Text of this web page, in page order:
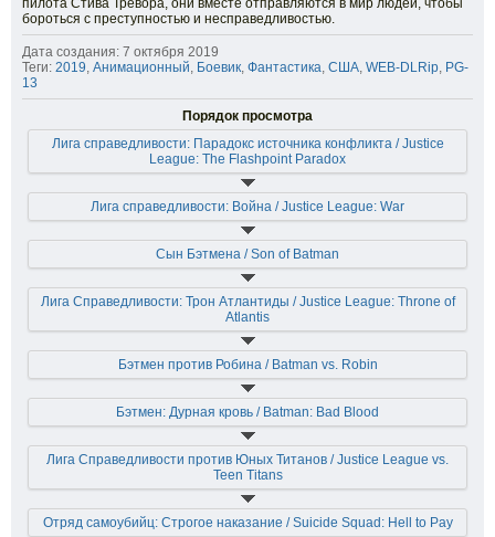
пилота Стива Тревора, они вместе отправляются в мир людей, чтобы
бороться с преступностью и несправедливостью.
Дата создания: 7 октября 2019
Теги: 2019, Анимационный, Боевик, Фантастика, США, WEB-DLRip, PG-
13
Порядок просмотра
Лига справедливости: Парадокс источника конфликта / Justice
League: The Flashpoint Paradox
Лига справедливости: Война / Justice League: War
Сын Бэтмена / Son of Batman
Лига Справедливости: Трон Атлантиды / Justice League: Throne of
Atlantis
Бэтмен против Робина / Batman vs. Robin
Бэтмен: Дурная кровь / Batman: Bad Blood
Лига Справедливости против Юных Титанов / Justice League vs.
Teen Titans
Отряд самоубийц: Строгое наказание / Suicide Squad: Hell to Pay